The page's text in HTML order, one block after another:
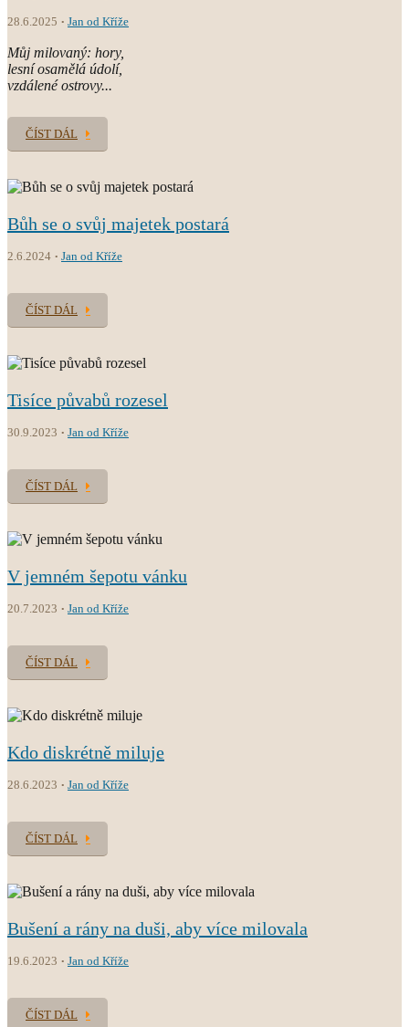
28.6.2025 Jan od Kříže
Můj milovaný: hory,
lesní osamělá údolí,
vzdálené ostrovy...
ČÍST DÁL
Bůh se o svůj majetek postará
2.6.2024 Jan od Kříže
ČÍST DÁL
Tisíce půvabů rozesel
30.9.2023 Jan od Kříže
ČÍST DÁL
V jemném šepotu vánku
20.7.2023 Jan od Kříže
ČÍST DÁL
Kdo diskrétně miluje
28.6.2023 Jan od Kříže
ČÍST DÁL
Bušení a rány na duši, aby více milovala
19.6.2023 Jan od Kříže
ČÍST DÁL